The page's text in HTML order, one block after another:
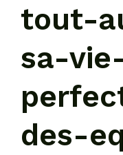
tout-
sa-
des-